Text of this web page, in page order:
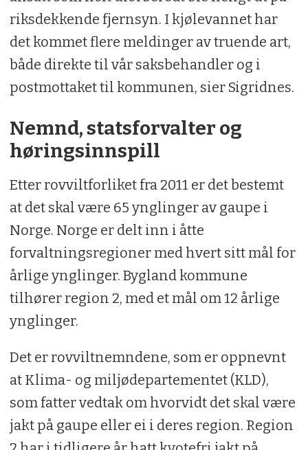
riksdekkende fjernsyn. I kjølevannet har
det kommet flere meldinger av truende art,
både direkte til vår saksbehandler og i
postmottaket til kommunen, sier Sigridnes.
Nemnd, statsforvalter og
høringsinnspill
Etter rovviltforliket fra 2011 er det bestemt
at det skal være 65 ynglinger av gaupe i
Norge. Norge er delt inn i åtte
forvaltningsregioner med hvert sitt mål for
årlige ynglinger. Bygland kommune
tilhører region 2, med et mål om 12 årlige
ynglinger.
Det er rovviltnemndene, som er oppnevnt
at Klima- og miljødepartementet (KLD),
som fatter vedtak om hvorvidt det skal være
jakt på gaupe eller ei i deres region. Region